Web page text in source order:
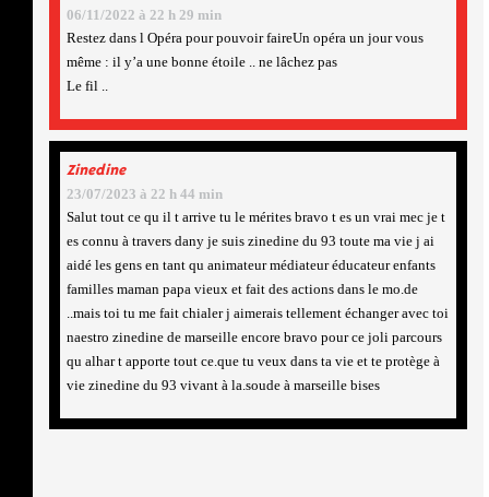
06/11/2022 à 22 h 29 min
Restez dans l Opéra pour pouvoir faireUn opéra un jour vous
même : il y’a une bonne étoile .. ne lâchez pas
Le fil ..
Zinedine
23/07/2023 à 22 h 44 min
Salut tout ce qu il t arrive tu le mérites bravo t es un vrai mec je t
es connu à travers dany je suis zinedine du 93 toute ma vie j ai
aidé les gens en tant qu animateur médiateur éducateur enfants
familles maman papa vieux et fait des actions dans le mo.de
..mais toi tu me fait chialer j aimerais tellement échanger avec toi
naestro zinedine de marseille encore bravo pour ce joli parcours
qu alhar t apporte tout ce.que tu veux dans ta vie et te protège à
vie zinedine du 93 vivant à la.soude à marseille bises